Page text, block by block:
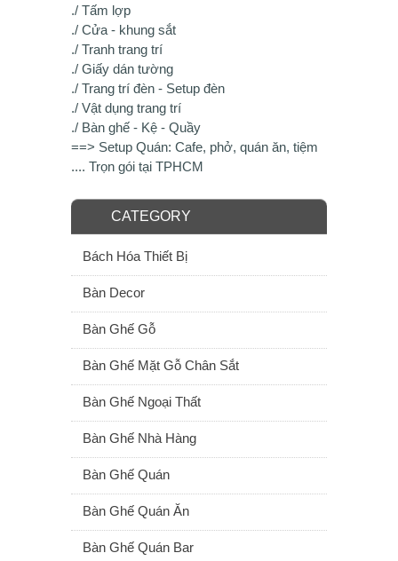
./ Tấm lợp
./ Cửa - khung sắt
./ Tranh trang trí
./ Giấy dán tường
./ Trang trí đèn - Setup đèn
./ Vật dụng trang trí
./ Bàn ghế - Kệ - Quầy
==> Setup Quán: Cafe, phở, quán ăn, tiệm
.... Trọn gói tại TPHCM
CATEGORY
Bách Hóa Thiết Bị
Bàn Decor
Bàn Ghế Gỗ
Bàn Ghế Mặt Gỗ Chân Sắt
Bàn Ghế Ngoại Thất
Bàn Ghế Nhà Hàng
Bàn Ghế Quán
Bàn Ghế Quán Ăn
Bàn Ghế Quán Bar